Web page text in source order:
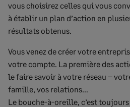
vous choisirez celles qui vous
à établir un plan d’action en
résultats obtenus.
Vous venez de créer votre
votre compte. La première des
le faire savoir à votre réseau –
famille, vos relations…
Le bouche-à-oreille, c’est